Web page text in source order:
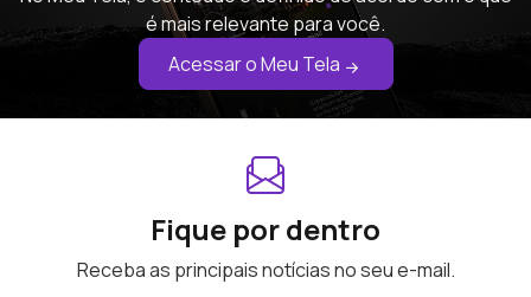
é mais relevante para você.
Acessar o Meu Tela
Fique por dentro
Receba as principais notícias no seu e-mail.